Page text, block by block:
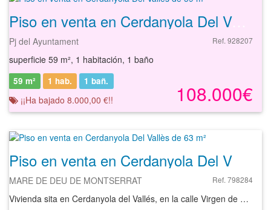
Piso en venta en Cerdanyola Del Vallès de 59 m²
Pj del Ayuntament Ref. 928207
superficie 59 m², 1 habitación, 1 baño
108.000€
59 m² 1 hab. 1 bañ.
¡¡Ha bajado 8.000,00 €!!
Piso en venta en Cerdanyola Del Vallès de 63 m²
MARE DE DEU DE MONTSERRAT Ref. 798284
Vivienda sita en Cerdanyola del Vallés, en la calle Virgen de Montserrat. De superficie útil cuarenta y ocho metros cuarenta y tres decímetros cuadrados.